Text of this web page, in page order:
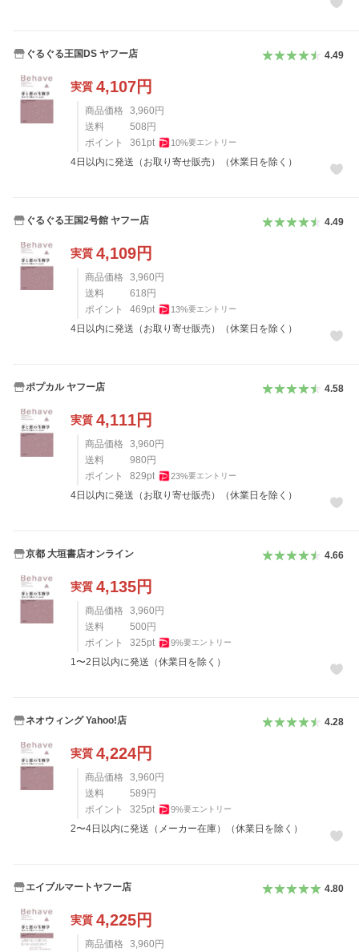
ぐるぐる王国DS ヤフー店 4.49
実質 4,107円
商品価格 3,960 円
送料
508 円
ポイント
361pt 10%要エントリー
4日以内に発送（お取り寄せ販売）（休業日を除く）
ぐるぐる王国2号館 ヤフー店 4.49
実質 4,109円
商品価格 3,960 円
送料
618 円
ポイント
469pt 13%要エントリー
4日以内に発送（お取り寄せ販売）（休業日を除く）
ポプカル ヤフー店 4.58
実質 4,111円
商品価格 3,960 円
送料
980 円
ポイント
829pt 23%要エントリー
4日以内に発送（お取り寄せ販売）（休業日を除く）
京都 大垣書店オンライン 4.66
実質 4,135円
商品価格 3,960 円
送料
500 円
ポイント
325pt 9%要エントリー
1〜2日以内に発送（休業日を除く）
ネオウィング Yahoo!店 4.28
実質 4,224円
商品価格 3,960 円
送料
589 円
ポイント
325pt 9%要エントリー
2〜4日以内に発送（メーカー在庫）（休業日を除く）
エイブルマートヤフー店 4.80
実質 4,225円
商品価格 3,960 円